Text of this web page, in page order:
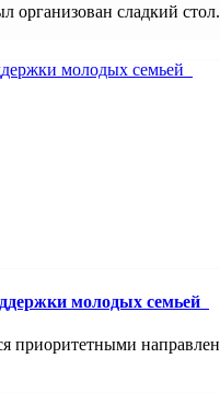
организован сладкий
молодых семьей
приоритетными